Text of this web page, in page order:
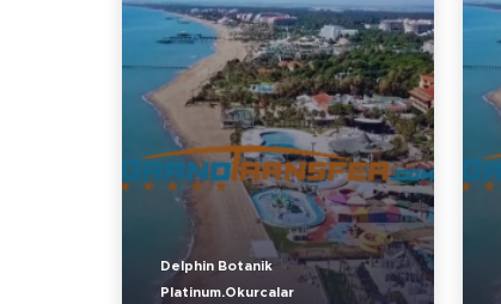
Delphin Botanik
Platinum.Okurcalar